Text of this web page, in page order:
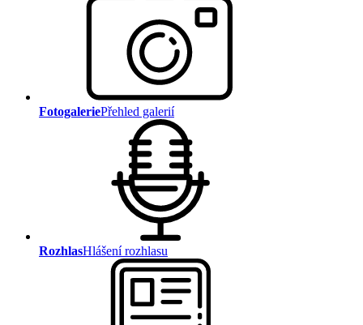
FotogaleriePřehled galerií
RozhlasHlášení rozhlasu